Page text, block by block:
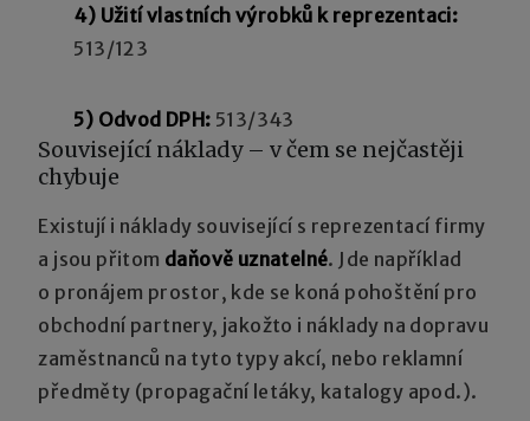
4) Užití vlastních výrobků k reprezentaci:
513/123
5) Odvod DPH: 513/343
Související náklady – v čem se nejčastěji
chybuje
Existují i náklady související s reprezentací firmy
a jsou přitom daňově uznatelné. Jde například
o pronájem prostor, kde se koná pohoštění pro
obchodní partnery, jakožto i náklady na dopravu
zaměstnanců na tyto typy akcí, nebo reklamní
předměty (propagační letáky, katalogy apod.).